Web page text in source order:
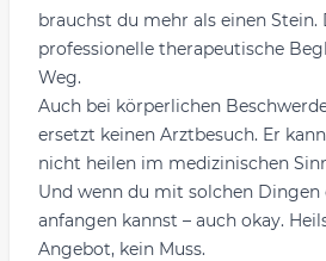
brauchst du mehr als einen Stein.
professionelle therapeutische
Weg.
Auch bei körperlichen
ersetzt keinen Arztbesuch. Er
nicht heilen im medizinischen
Und wenn du mit solchen Dingen
anfangen kannst – auch okay.
Angebot, kein Muss.